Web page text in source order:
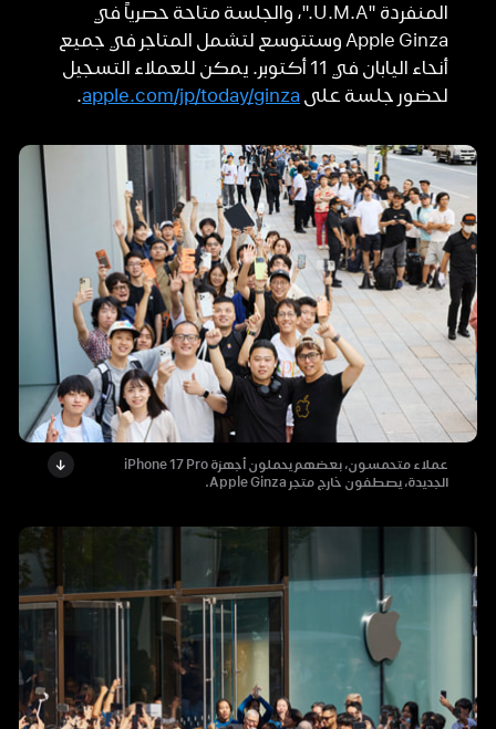
المنفردة "U.M.A."، والجلسة متاحة حصرياً في
Apple Ginza وستتوسع لتشمل المتاجر في جميع
أنحاء اليابان في 11 أكتوبر. يمكن للعملاء التسجيل
لحضور جلسة على apple.com/jp/today/ginza
.
عملاء متحمسون، بعضهم يحملون أجهزة iPhone 17 Pro
الجديدة، يصطفون خارج متجر Apple Ginza.